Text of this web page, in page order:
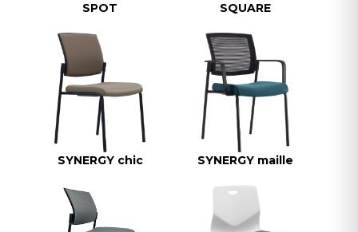
SPOT SQUARE
SYNERGY chic SYNERGY maille